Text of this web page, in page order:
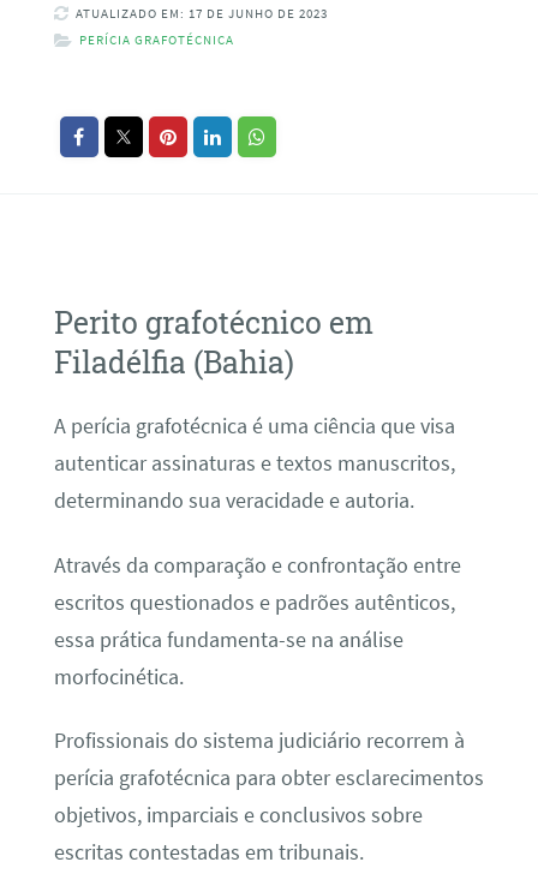
ATUALIZADO EM: 17 DE JUNHO DE 2023
PERÍCIA GRAFOTÉCNICA
Perito grafotécnico em
Filadélfia (Bahia)
A perícia grafotécnica é uma ciência que visa
autenticar assinaturas e textos manuscritos,
determinando sua veracidade e autoria.
Através da comparação e confrontação entre
escritos questionados e padrões autênticos,
essa prática fundamenta-se na análise
morfocinética.
Profissionais do sistema judiciário recorrem à
perícia grafotécnica para obter esclarecimentos
objetivos, imparciais e conclusivos sobre
escritas contestadas em tribunais.